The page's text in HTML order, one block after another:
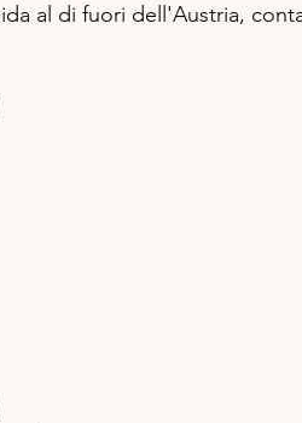
al di fuori dell'Austria,